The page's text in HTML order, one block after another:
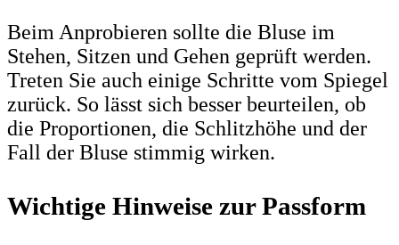
Beim Anprobieren sollte die Bluse im
Stehen, Sitzen und Gehen geprüft werden.
Treten Sie auch einige Schritte vom Spiegel
zurück. So lässt sich besser beurteilen, ob
die Proportionen, die Schlitzhöhe und der
Fall der Bluse stimmig wirken.
Wichtige Hinweise zur Passform